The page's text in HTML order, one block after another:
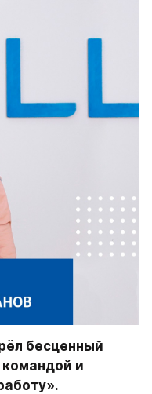
бесценный
командой и